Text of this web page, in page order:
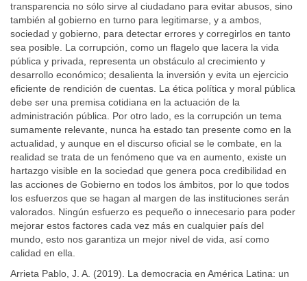
transparencia no sólo sirve al ciudadano para evitar abusos, sino
también al gobierno en turno para legitimarse, y a ambos,
sociedad y gobierno, para detectar errores y corregirlos en tanto
sea posible. La corrupción, como un flagelo que lacera la vida
pública y privada, representa un obstáculo al crecimiento y
desarrollo económico; desalienta la inversión y evita un ejercicio
eficiente de rendición de cuentas. La ética política y moral pública
debe ser una premisa cotidiana en la actuación de la
administración pública. Por otro lado, es la corrupción un tema
sumamente relevante, nunca ha estado tan presente como en la
actualidad, y aunque en el discurso oficial se le combate, en la
realidad se trata de un fenómeno que va en aumento, existe un
hartazgo visible en la sociedad que genera poca credibilidad en
las acciones de Gobierno en todos los ámbitos, por lo que todos
los esfuerzos que se hagan al margen de las instituciones serán
valorados. Ningún esfuerzo es pequeño o innecesario para poder
mejorar estos factores cada vez más en cualquier país del
mundo, esto nos garantiza un mejor nivel de vida, así como
calidad en ella.
Arrieta Pablo, J. A. (2019). La democracia en América Latina: un